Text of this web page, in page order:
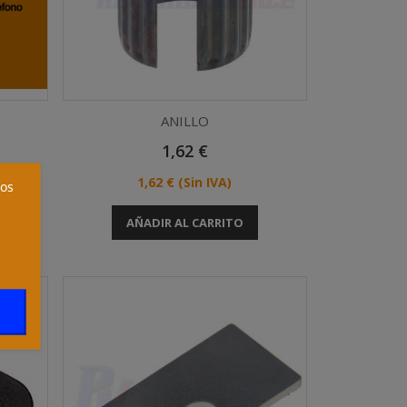
Vista rápida
ANILLO
Precio
1,62 €
Precio
1,62 € (Sin IVA)
AÑADIR AL CARRITO